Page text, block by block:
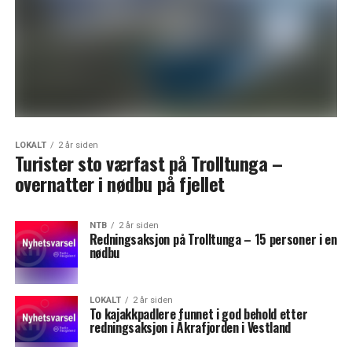
LOKALT 2 år siden
Turister sto værfast på Trolltunga –
overnatter i nødbu på fjellet
NTB 2 år siden
Redningsaksjon på Trolltunga – 15 personer i en
nødbu
LOKALT 2 år siden
To kajakkpadlere funnet i god behold etter
redningsaksjon i Åkrafjorden i Vestland